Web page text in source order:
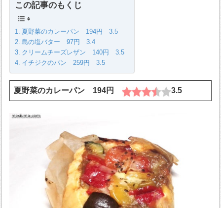
この記事のもくじ
夏野菜のカレーパン 194円 3.5
島の塩バター 97円 3.4
クリームチーズレザン 140円 3.5
イチジクのパン 259円 3.5
夏野菜のカレーパン 194円 3.5